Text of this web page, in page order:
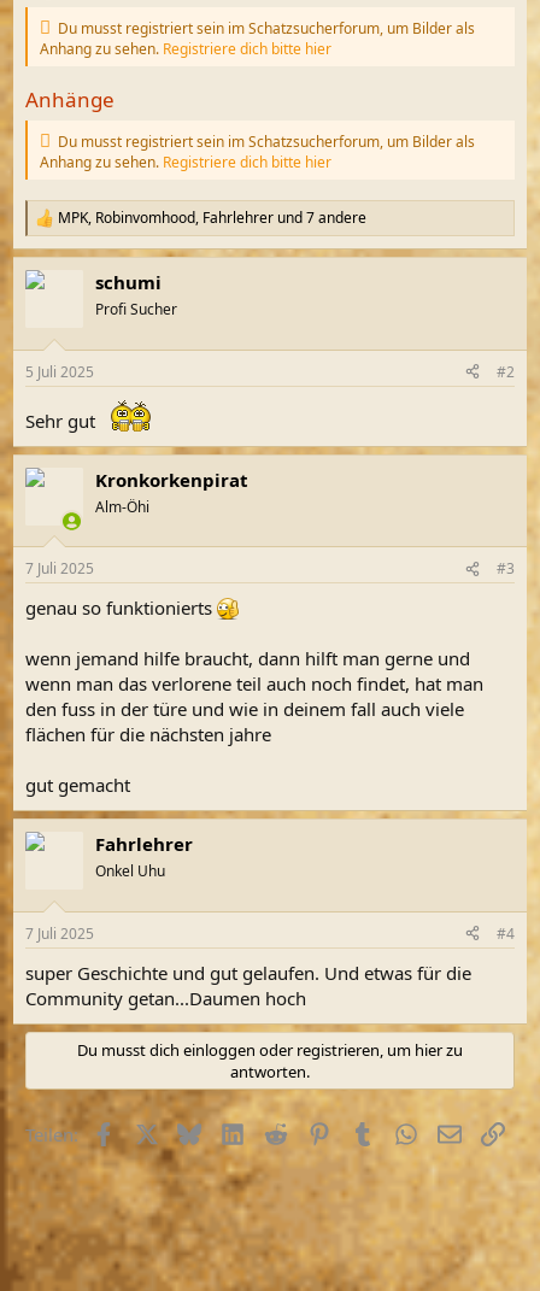
Du musst registriert sein im Schatzsucherforum, um Bilder als
Anhang zu sehen. Registriere dich bitte hier
Anhänge
Du musst registriert sein im Schatzsucherforum, um Bilder als
Anhang zu sehen. Registriere dich bitte hier
R
e
a
k
e
:
MPK, Robinvomhood, Fahrlehrer und 7 andere
schumi
Profi Sucher
5 Juli 2025 #2
Sehr gut
Kronkorkenpirat
Alm-Öhi
7 Juli 2025 #3
genau so funktionierts
wenn jemand hilfe braucht, dann hilft man gerne und
wenn man das verlorene teil auch noch findet, hat man
den fuss in der türe und wie in deinem fall auch viele
flächen für die nächsten jahre
gut gemacht
Fahrlehrer
Onkel Uhu
7 Juli 2025 #4
super Geschichte und gut gelaufen. Und etwas für die
Community getan...Daumen hoch
Du musst dich einloggen oder registrieren, um hier zu
antworten.
Teilen: FacebookX (Twitter)
BlueskyLinkedIn
Reddit PinterestTumblrWhatsApp
E-MailLink